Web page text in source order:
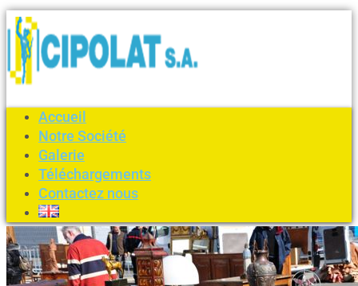
Accueil
Notre Société
Galerie
Téléchargements
Contactez nous